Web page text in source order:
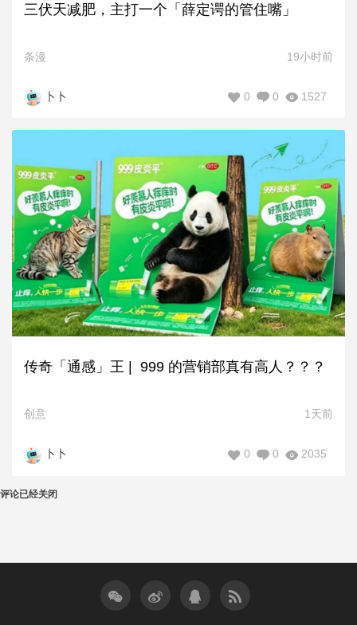
三伏天减肥，主打一个「薛定谔的管住嘴」
条漫 19小时前
卜卜 1527
0
0
传奇「通感」王 | 999 的营销部真有高人？？？
创意 1天前
卜卜 2035
0
0
评论已经关闭